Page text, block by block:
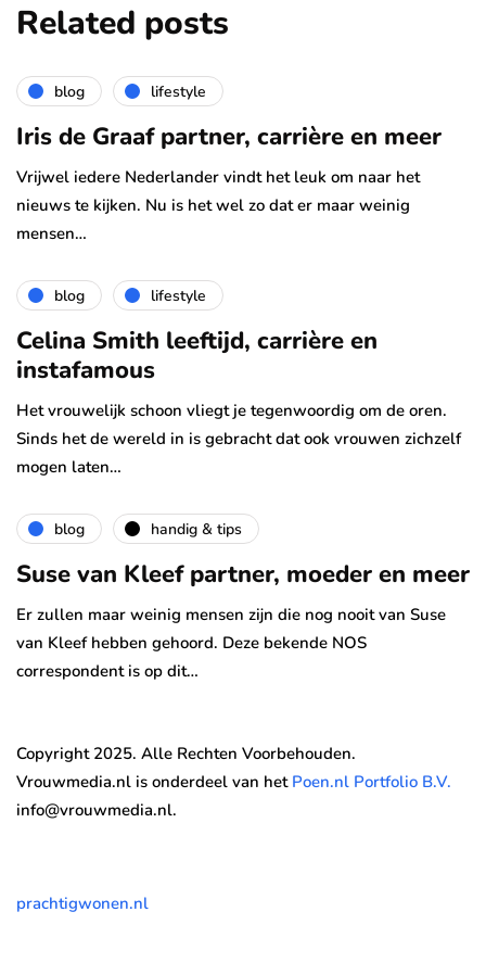
Related posts
blog lifestyle
Iris de Graaf partner, carrière en meer
Vrijwel iedere Nederlander vindt het leuk om naar het
nieuws te kijken. Nu is het wel zo dat er maar weinig
mensen…
blog lifestyle
Celina Smith leeftijd, carrière en
instafamous
Het vrouwelijk schoon vliegt je tegenwoordig om de oren.
Sinds het de wereld in is gebracht dat ook vrouwen zichzelf
mogen laten…
blog handig & tips
Suse van Kleef partner, moeder en meer
Er zullen maar weinig mensen zijn die nog nooit van Suse
van Kleef hebben gehoord. Deze bekende NOS
correspondent is op dit…
Copyright 2025. Alle Rechten Voorbehouden.
Vrouwmedia.nl is onderdeel van het Poen.nl Portfolio B.V.
info@vrouwmedia.nl.
prachtigwonen.nl